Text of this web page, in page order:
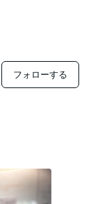
フォローする